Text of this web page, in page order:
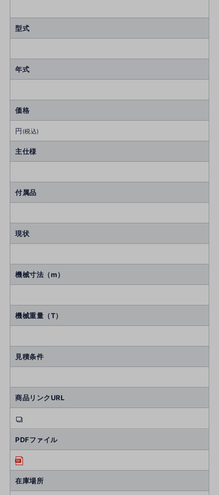
型式
年式
価格
円 (税込)
主仕様
付属品
現状
機械寸法（m）
機械重量（T）
見積条件
商品リンクURL
PDFファイル
在庫場所